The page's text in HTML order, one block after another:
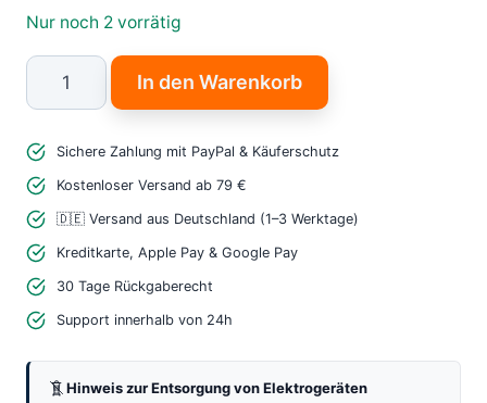
Nur noch 2 vorrätig
M5Stack
Mini
Unit
–
Leistungsstarker
Taster
für
schnelle
IoT-
Projekte
Menge
In den Warenkorb
Sichere Zahlung mit PayPal & Käuferschutz
Kostenloser Versand ab 79 €
🇩🇪 Versand aus Deutschland (1–3 Werktage)
Kreditkarte, Apple Pay & Google Pay
30 Tage Rückgaberecht
Support innerhalb von 24h
Hinweis zur Entsorgung von Elektrogeräten